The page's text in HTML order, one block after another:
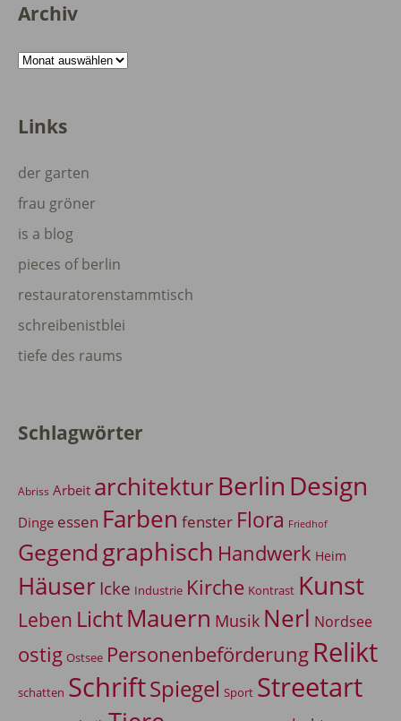
Archiv
Archiv
Links
der garten
frau gröner
is a blog
pieces of berlin
restauratorenstammtisch
schreibenistblei
tiefe des raums
Schlagwörter
Abriss Arbeit architekturBerlin Design
Dinge essen Farben fenster Flora Friedhof
Gegendgraphisch Handwerk Heim
Häuser Icke Industrie Kirche Kontrast Kunst
Leben LichtMauern Musik Nerl Nordsee
ostig Ostsee Personenbeförderung Relikt
schatten SchriftSpiegel Sport Streetart